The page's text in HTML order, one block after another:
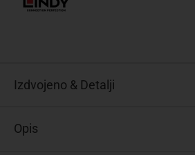
Izdvojeno & Detalji
Opis